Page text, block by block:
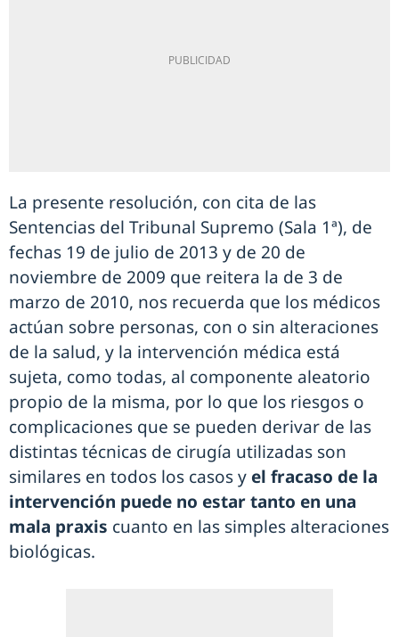
La presente resolución, con cita de las
Sentencias del Tribunal Supremo (Sala 1ª), de
fechas 19 de julio de 2013 y de 20 de
noviembre de 2009 que reitera la de 3 de
marzo de 2010, nos recuerda que los médicos
actúan sobre personas, con o sin alteraciones
de la salud, y la intervención médica está
sujeta, como todas, al componente aleatorio
propio de la misma, por lo que los riesgos o
complicaciones que se pueden derivar de las
distintas técnicas de cirugía utilizadas son
similares en todos los casos y el fracaso de la
intervención puede no estar tanto en una
mala praxis cuanto en las simples alteraciones
biológicas.